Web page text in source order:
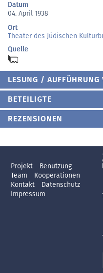
Datum
04. April 1938
Ort
Theater des Jüdischen
Quelle
LESUNG / AUFFÜHRUNG
BETEILIGTE
REZENSIONEN
Projekt
Benutzung
Team
Kooperationen
Kontakt
Datenschutz
Impressum